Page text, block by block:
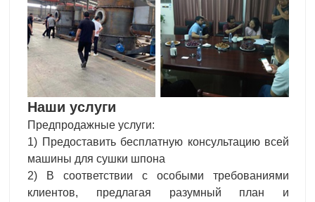
Наши услуги
Предпродажные услуги:
1) Предоставить бесплатную консультацию всей
машины для сушки шпона
2) В соответствии с особыми требованиями
клиентов, предлагая разумный план и